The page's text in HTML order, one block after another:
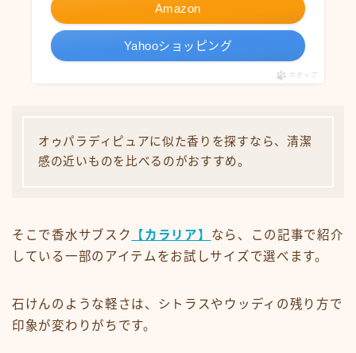
Amazon
Yahooショッピング
ポチップ
オゥパラディピュアに似た香りを探すなら、清潔
感の近いものを比べるのがおすすめ。
そこで香水サブスク 【カラリア】 なら、この記事で紹介
している一部のアイテムをお試しサイズで選べます。
石けんのような軽さは、シトラスやウッディの残り方で
印象が変わりがちです。